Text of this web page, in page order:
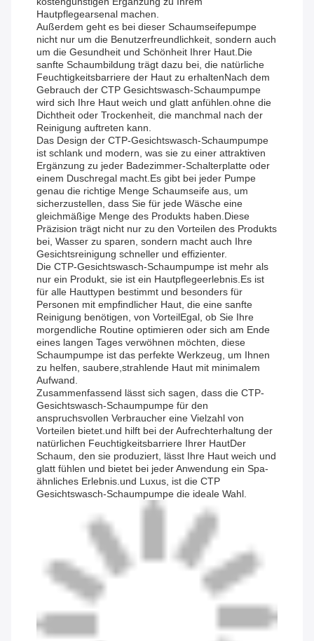
Hautpflegearsenal machen.
Außerdem geht es bei dieser Schaumseifepumpe
nicht nur um die Benutzerfreundlichkeit, sondern auch
um die Gesundheit und Schönheit Ihrer Haut.Die
sanfte Schaumbildung trägt dazu bei, die natürliche
Feuchtigkeitsbarriere der Haut zu erhaltenNach dem
Gebrauch der CTP Gesichtswasch-Schaumpumpe
wird sich Ihre Haut weich und glatt anfühlen.ohne die
Dichtheit oder Trockenheit, die manchmal nach der
Reinigung auftreten kann.
Das Design der CTP-Gesichtswasch-Schaumpumpe
ist schlank und modern, was sie zu einer attraktiven
Ergänzung zu jeder Badezimmer-Schalterplatte oder
einem Duschregal macht.Es gibt bei jeder Pumpe
genau die richtige Menge Schaumseife aus, um
sicherzustellen, dass Sie für jede Wäsche eine
gleichmäßige Menge des Produkts haben.Diese
Präzision trägt nicht nur zu den Vorteilen des Produkts
bei, Wasser zu sparen, sondern macht auch Ihre
Gesichtsreinigung schneller und effizienter.
Die CTP-Gesichtswasch-Schaumpumpe ist mehr als
nur ein Produkt, sie ist ein Hautpflegeerlebnis.Es ist
für alle Hauttypen bestimmt und besonders für
Personen mit empfindlicher Haut, die eine sanfte
Reinigung benötigen, von VorteilEgal, ob Sie Ihre
morgendliche Routine optimieren oder sich am Ende
eines langen Tages verwöhnen möchten, diese
Schaumpumpe ist das perfekte Werkzeug, um Ihnen
zu helfen, saubere,strahlende Haut mit minimalem
Aufwand.
Zusammenfassend lässt sich sagen, dass die CTP-
Gesichtswasch-Schaumpumpe für den
anspruchsvollen Verbraucher eine Vielzahl von
Vorteilen bietet.und hilft bei der Aufrechterhaltung der
natürlichen Feuchtigkeitsbarriere Ihrer HautDer
Schaum, den sie produziert, lässt Ihre Haut weich und
glatt fühlen und bietet bei jeder Anwendung ein Spa-
ähnliches Erlebnis.und Luxus, ist die CTP
Gesichtswasch-Schaumpumpe die ideale Wahl.